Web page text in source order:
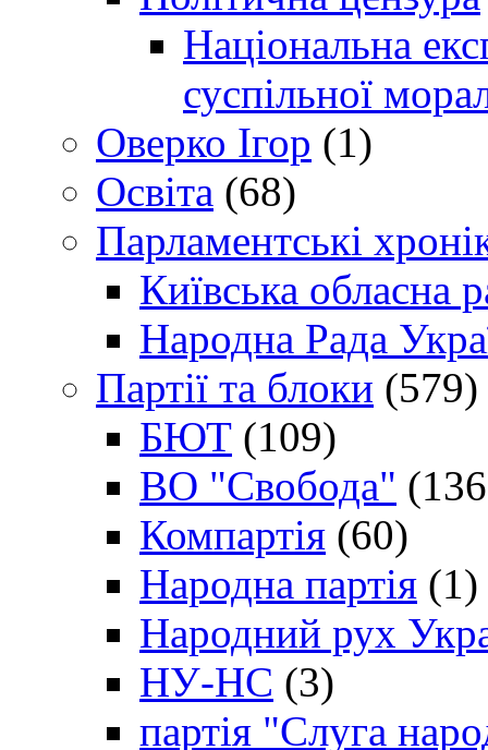
Національна
суспільної
Оверко Ігор (1)
Освіта (68)
Парламентські
Київська обласна
Народна Рада
Партії та блоки (579)
БЮТ (109)
ВО "Свобода"
Компартія (60)
Народна партія (1)
Народний рух
НУ-НС (3)
партія "Слуга